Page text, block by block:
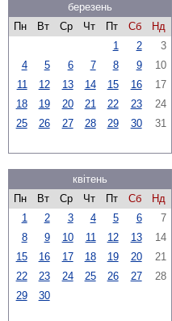
березень
Пн
Вт Ср Чт Пт Сб
Нд
1
2
3
4
5 6 7 8 9
10
11
12 13 14 15 16
17
18
19 20 21 22 23
24
25
26 27 28 29 30 31
квітень
Пн
Вт Ср Чт Пт Сб
Нд
1
2 3 4 5 6
7
8
9 10 11 12 13
14
15
16 17 18 19 20
21
22
23 24 25 26 27
28
29
30